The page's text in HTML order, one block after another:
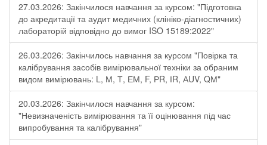
27.03.2026: Закінчилося навчання за курсом: "Підготовка
до акредитації та аудит медичних (клініко-діагностичних)
лабораторій відповідно до вимог ISO 15189:2022"
26.03.2026: Закінчилось навчання за курсом "Повірка та
калібрування засобів вимірювальної техніки за обраним
видом вимірювань: L, М, Т, ЕМ, F, РR, ІR, АUV, QМ"
20.03.2026: Закінчилося навчання за курсом:
"Невизначеність вимірювання та її оцінювання під час
випробування та калібрування"